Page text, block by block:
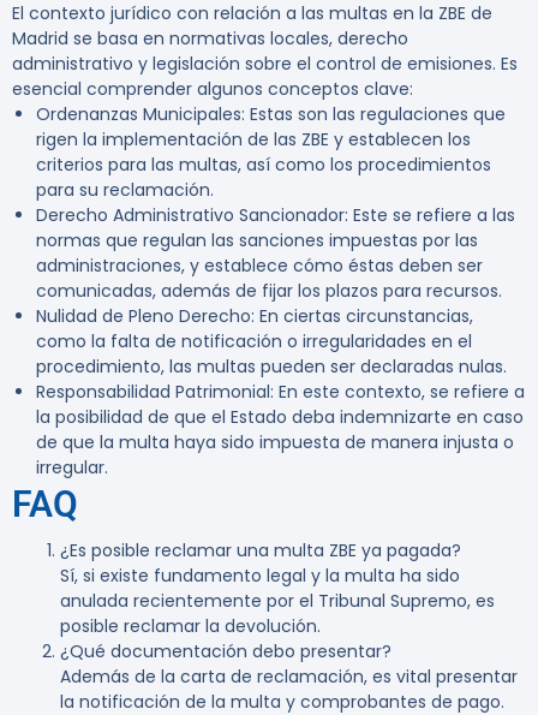
El contexto jurídico con relación a las multas en la ZBE de
Madrid se basa en normativas locales, derecho
administrativo y legislación sobre el control de emisiones. Es
esencial comprender algunos conceptos clave:
Ordenanzas Municipales: Estas son las regulaciones que
rigen la implementación de las ZBE y establecen los
criterios para las multas, así como los procedimientos
para su reclamación.
Derecho Administrativo Sancionador: Este se refiere a las
normas que regulan las sanciones impuestas por las
administraciones, y establece cómo éstas deben ser
comunicadas, además de fijar los plazos para recursos.
Nulidad de Pleno Derecho: En ciertas circunstancias,
como la falta de notificación o irregularidades en el
procedimiento, las multas pueden ser declaradas nulas.
Responsabilidad Patrimonial: En este contexto, se refiere a
la posibilidad de que el Estado deba indemnizarte en caso
de que la multa haya sido impuesta de manera injusta o
irregular.
FAQ
¿Es posible reclamar una multa ZBE ya pagada?
Sí, si existe fundamento legal y la multa ha sido
anulada recientemente por el Tribunal Supremo, es
posible reclamar la devolución.
¿Qué documentación debo presentar?
Además de la carta de reclamación, es vital presentar
la notificación de la multa y comprobantes de pago.